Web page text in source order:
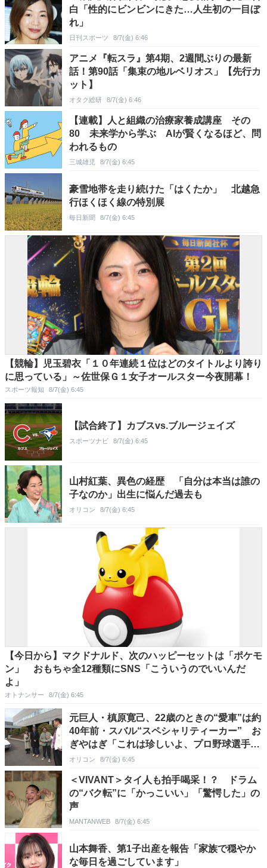
白「性的にビンビンにきた…人生初の一目ぼ
れ」
日刊スポーツ 8/7(金) 6:46
アニメ『転スラ』第4期、2週間ぶりの最新
話！第90話「集束の地ルベリオス」【先行カ
ット】
オタク総研 8/7(金) 6:46
【連載】人と組織の治療家養成講座 その
80 未来学から学ぶ AIが賢くなるほど、問
われるもの
三城雄児 8/7(金) 6:45
豪雪地帯を走り続けた「はくたか」 北越急
行ほくほく線の特別展
毎日新聞 8/7(金) 6:45
【競輪】児玉碧衣「１０年連続１位はどのタイトルより誇り
に思っている」～佐世保Ｇ１女子オールスター今夜開幕！
スポーツ報知 8/7(金) 6:45
【試合終了】カブスvs.ブルージェイズ
スポーツナビ 8/7(金) 6:45
山村紅葉、異色の経歴 「自分は本当は誰の
子なのか」出生に悩んだ過去も
オリコン 8/7(金) 6:45
【今日から】マクドナルド、次のハッピーセットは「ポケモ
ン」 おもちゃ全12種類にSNS「こういうのでいいんだ
よ」
オトナンサー 8/7(金) 6:45
元巨人・槙原寛己、22歳のときの“愛車”は約
40年前・スバル“スペシャリティーカー” お
ぎやはぎ「これは珍しいよ、プロ野球選手
で」
オリコン 8/7(金) 6:45
＜VIVANT＞タイ人も拍手喝采！？ ドラム
の“バク転”に「かっこいい」「驚愕した」の
声
MANTANWEB 8/7(金) 6:45
山本舞香、第1子出産を報告「家族で穏やか
な毎日を過ごしています」